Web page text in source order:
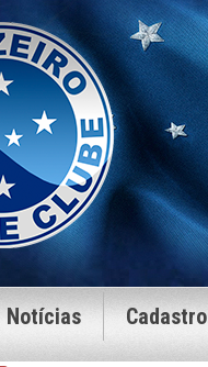
Notícias Cadastro